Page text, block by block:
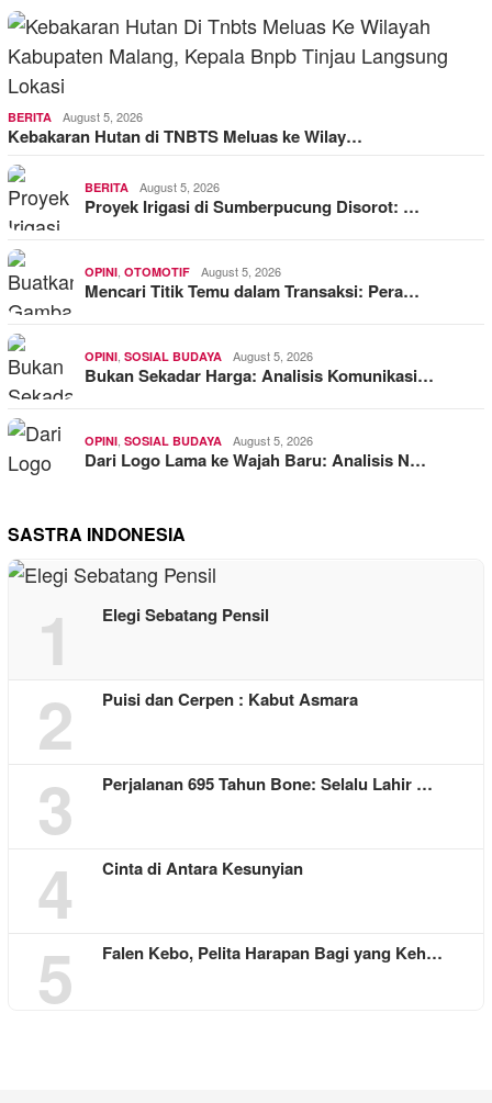
BERITA August 5, 2026
Kebakaran Hutan di TNBTS Meluas ke Wilay…
BERITA August 5, 2026
Proyek Irigasi di Sumberpucung Disorot: …
OPINI, OTOMOTIF August 5, 2026
Mencari Titik Temu dalam Transaksi: Pera…
OPINI, SOSIAL BUDAYA August 5, 2026
Bukan Sekadar Harga: Analisis Komunikasi…
OPINI, SOSIAL BUDAYA August 5, 2026
Dari Logo Lama ke Wajah Baru: Analisis N…
SASTRA INDONESIA
1 Elegi Sebatang Pensil
2 Puisi dan Cerpen : Kabut Asmara
3 Perjalanan 695 Tahun Bone: Selalu Lahir …
4 Cinta di Antara Kesunyian
5 Falen Kebo, Pelita Harapan Bagi yang Keh…